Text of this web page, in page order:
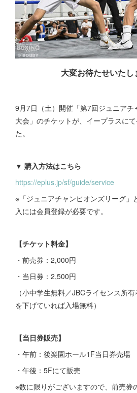
大変お待たせいたし
9月7日（土）開催「第7回ジュニアチ
大会」のチケットが、イープラスに
た。
▼ 購入方法はこちら
https://eplus.jp/sf/guide/service
※「ジュニアチャンピオンズリーグ」
入には会員登録が必要です。
【チケット料金】
・前売券：2,000円
・当日券：2,500円
（小中学生無料／JBCライセンス所
を下げていれば入場無料）
【当日券販売】
・午前：後楽園ホール1F当日券売場
・午後：5Fにて販売
※数に限りがございますので、前売券